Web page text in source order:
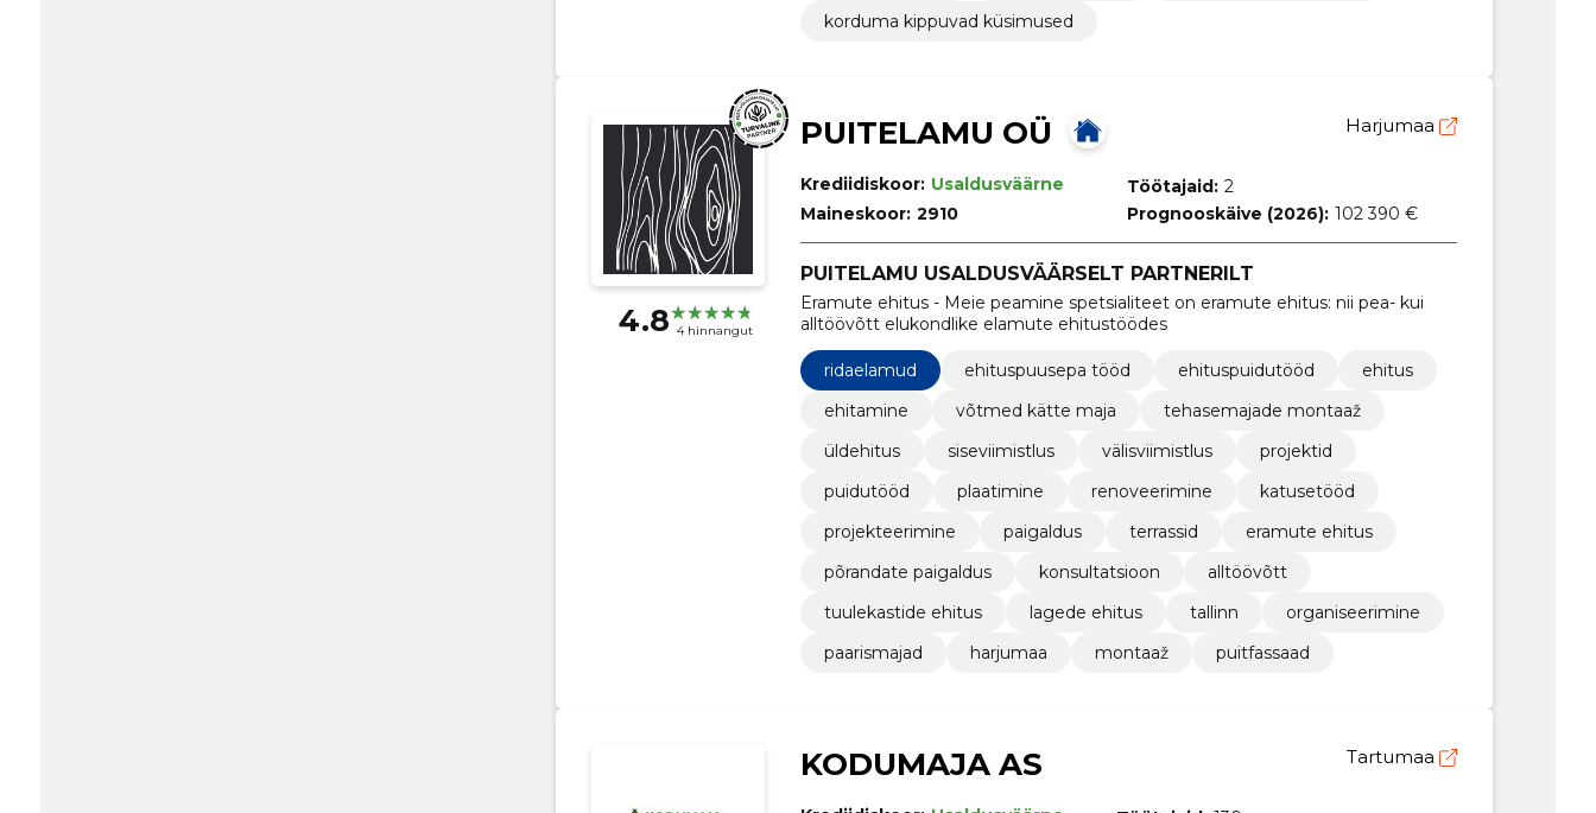
korduma kippuvad küsimused
4.8 4 hinnangut
PUITELAMU OÜ Harjumaa
Krediidiskoor: Usaldusväärne
Maineskoor: 2910
Töötajaid: 2
Prognooskäive (2026): 102 390 €
PUITELAMU USALDUSVÄÄRSELT PARTNERILT
Eramute ehitus - Meie peamine spetsialiteet on eramute ehitus: nii pea- kui
alltöövõtt elukondlike elamute ehitustöödes
ridaelamud ehituspuusepa tööd ehituspuidutööd
ehitus
ehitamine
võtmed kätte maja
tehasemajade montaaž
üldehitus
siseviimistlus välisviimistlus
projektid
puidutööd
plaatimine renoveerimine
katusetööd
projekteerimine
paigaldus terrassid
eramute ehitus
põrandate paigaldus
konsultatsioon
alltöövõtt
tuulekastide ehitus
lagede ehitus tallinn
organiseerimine
paarismajad
harjumaa montaaž puitfassaad
KODUMAJA AS Tartumaa